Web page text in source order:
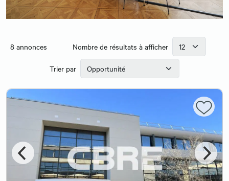
8 annonces Nombre de résultats à afficher
Trier par